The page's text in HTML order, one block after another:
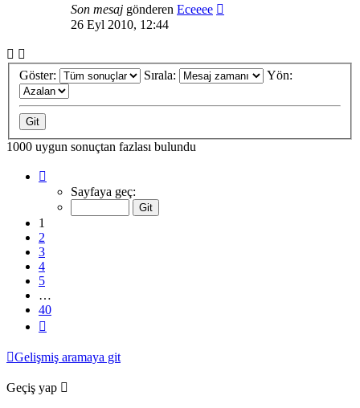
Son mesaj gönderen Eceeee
26 Eyl 2010, 12:44
Göster: Sırala: Yön:
1000 uygun sonuçtan fazlası bulundu
sayfa
(Toplam
Sayfaya geç:
1
2
3
4
5
…
40
Gelişmiş aramaya git
Geçiş yap